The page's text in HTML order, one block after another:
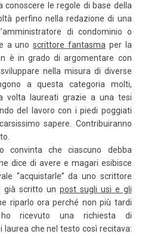
conoscere le regole di base della
perfino nella redazione di una
di condominio o
a unoscrittore fantasma per la
è in grado di argomentare con
nella misura di diverse
a questa categoria molti,
volta laureati grazie a una tesi
del lavoro con i piedi poggiati
sapere. Contribuiranno
convinta che ciascuno debba
dice di avere e magari esibisce
“acquistarle” da uno scrittore
già scritto un post sugli usi e gli
riparlo ora perché non più tardi
ricevuto una richiesta di
laurea che nel testo così recitava: